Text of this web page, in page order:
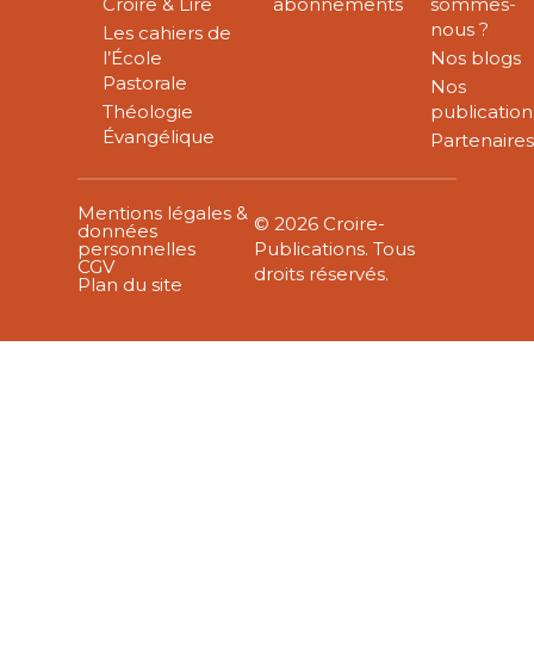
Les cahiers de
l’École
Pastorale
Théologie
Évangélique
nous ?
Nos blogs
Nos
Partenaires
Mentions légales &
données
personnelles
CGV
Plan du site
© 2026 Croire-
Publications. Tous
droits réservés.